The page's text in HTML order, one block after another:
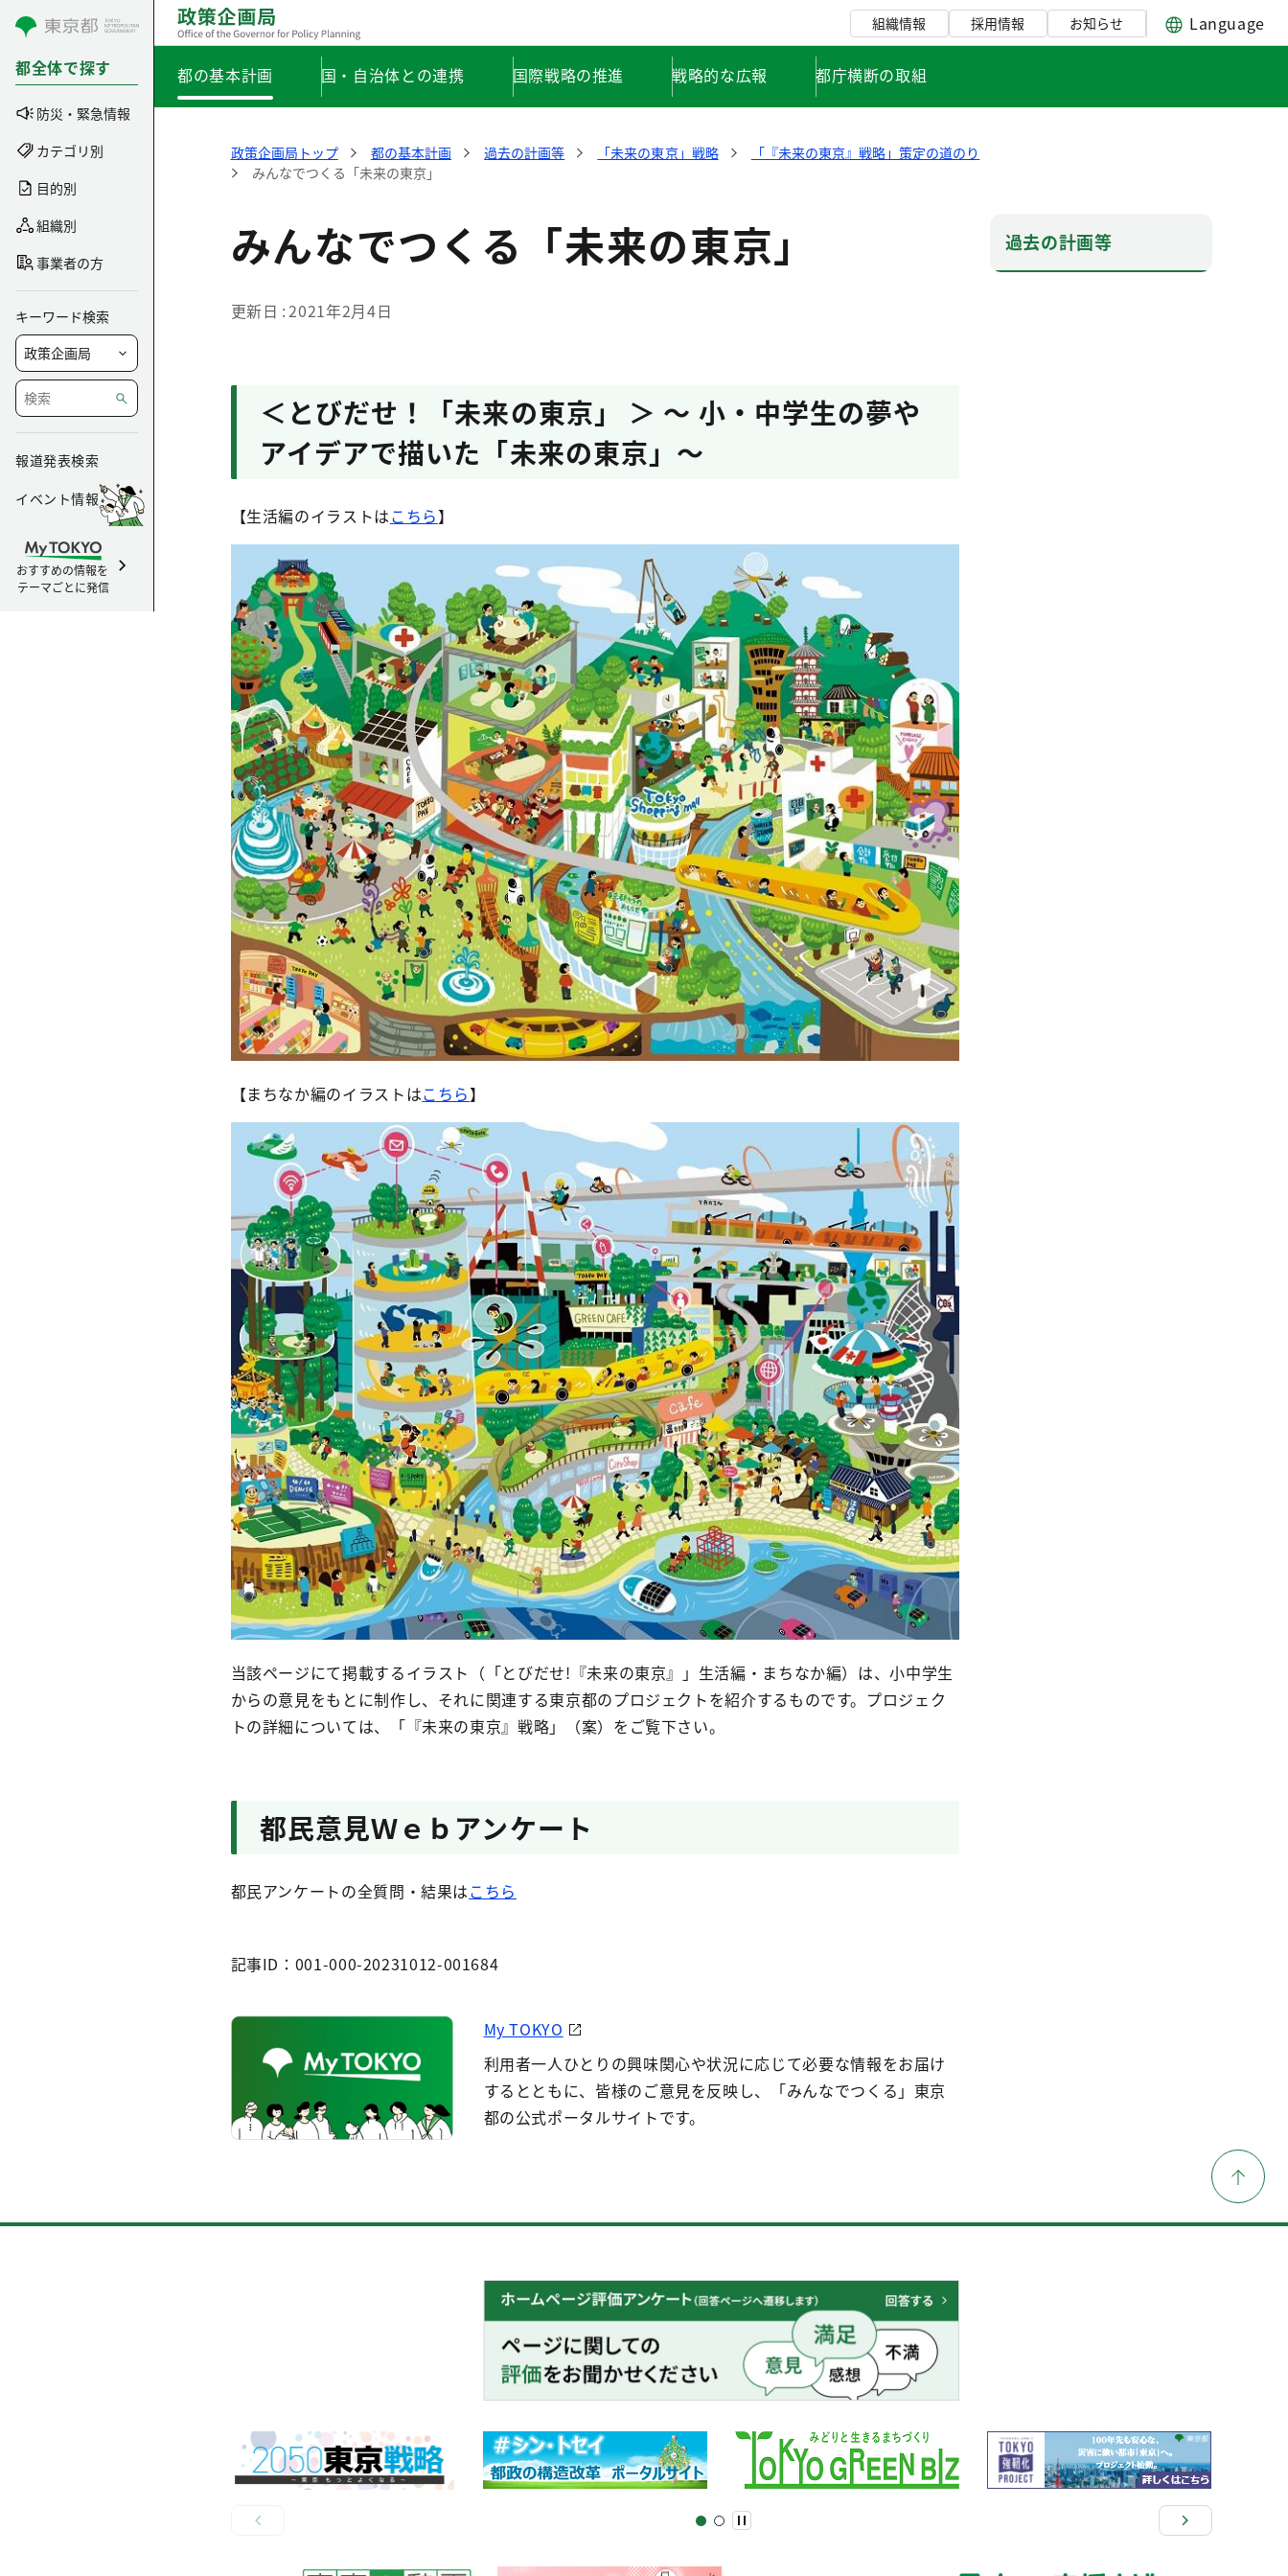
コンテンツにスキップ
都全体で探す
防災・緊急情報
カテゴリ別
目的別
組織別
事業者の方
キーワード検索
報道発表検索
イベント情報
おすすめの情報を
テーマごとに発信
組織情報 採用情報 お知らせ Language
都の基本計画 国・自治体との連携 国際戦略の推進 戦略的な広報 都庁横断の取組
政策企画局トップ 都の基本計画 過去の計画等 「未来の東京」戦略
「『未来の東京』戦略」策定の道のり
みんなでつくる「未来の東京」
みんなでつくる「未来の東京」
更新日 2021年2月4日
＜とびだせ！「未来の東京」 ＞ ～ 小・中学生の夢や
アイデアで描いた「未来の東京」～
【生活編のイラストはこちら】
【まちなか編のイラストはこちら】
当該ページにて掲載するイラスト（「とびだせ!『未来の東京』」生活編・まちなか編）は、小中学生
からの意見をもとに制作し、それに関連する東京都のプロジェクトを紹介するものです。プロジェク
トの詳細については、「『未来の東京』戦略」（案）をご覧下さい。
都民意見Ｗｅｂアンケート
都民アンケートの全質問・結果はこちら
記事ID：001-000-20231012-001684
My TOKYO
利用者一人ひとりの興味関心や状況に応じて必要な情報をお届け
するとともに、皆様のご意見を反映し、「みんなでつくる」東京
都の公式ポータルサイトです。
過去の計画等